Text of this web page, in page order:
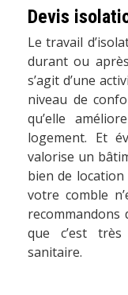
Devis
Le travail
durant ou
s’agit d’une
niveau de
qu’elle
logement. Et
valorise un
bien de location
votre comble
que c’est
sanitaire.